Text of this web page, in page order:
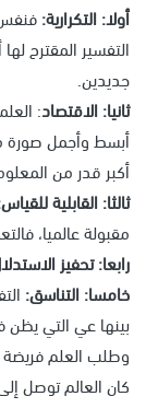
أولا: التكرارية:
التفسير المقترح
جديدين.
ثانيا: الاقتصاد:
أبسط وأجمل صورة
أكبر قدر من
ثالثا: القابلية
مقبولة عالميا،
رابعا: تحفيز
خامسا: التناسق:
بينها عي التي يظن
وطلب العلم فريضة
كان العالم توصل